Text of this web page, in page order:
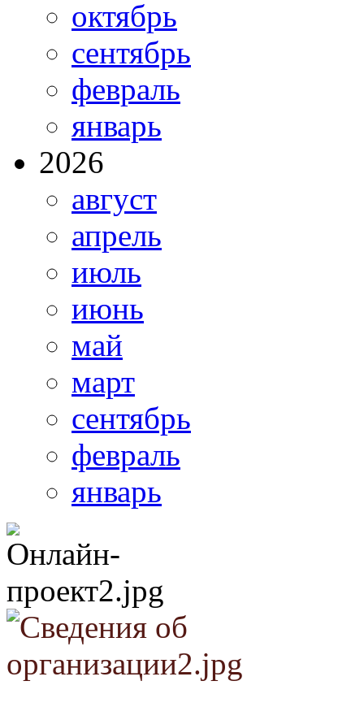
октябрь
сентябрь
февраль
январь
2026
август
апрель
июль
июнь
май
март
сентябрь
февраль
январь